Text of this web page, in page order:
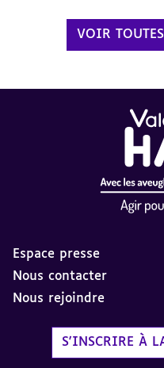
VOIR
Espace presse
Nous contacter
Nous rejoindre
S'INSCRIRE À